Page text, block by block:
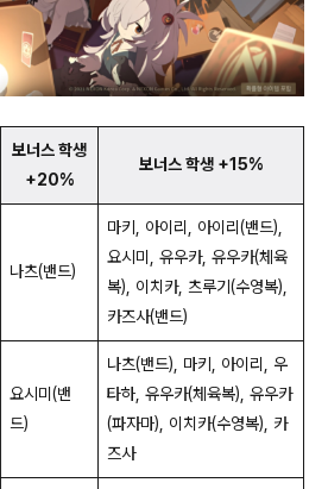
보너스 학생
+20%
보너스 학생 +15%
나츠(밴드)
마키, 아이리, 아이리(밴드),
요시미, 유우카, 유우카(체육
복), 이치카, 츠루기(수영복),
카즈사(밴드)
요시미(밴
드)
나츠(밴드), 마키, 아이리, 우
타하, 유우카(체육복), 유우카
(파자마), 이치카(수영복), 카
즈사